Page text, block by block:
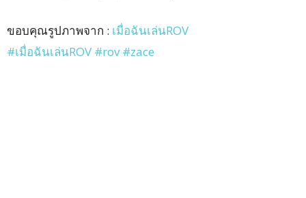
ขอบคุณรูปภาพจาก : เมื่อฉันเล่นROV
#เมื่อฉันเล่นROV #rov #zace